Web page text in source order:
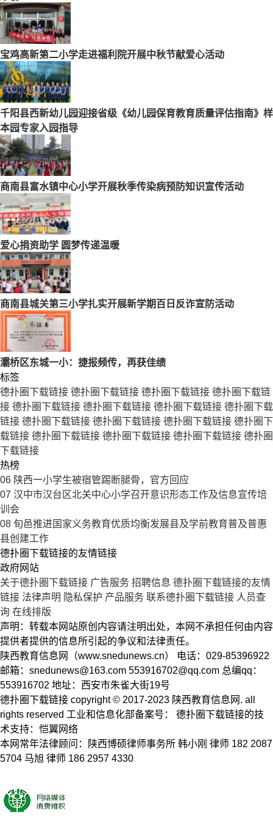
宝鸡高新第二小学走进福利院开展中秋节献爱心活动
千阳县西新幼儿园迎接省级《幼儿园保育教育质量评估指南》样
本园专家入园指导
商南县富水镇中心小学开展秋季传染病预防知识宣传活动
爱心捐资助学 圆梦传递温暖
商南县城关第三小学扎实开展新学期百日反诈宣防活动
灞桥区东城一小：捷报频传，再获佳绩
标签
德扑圈下载链接 德扑圈下载链接 德扑圈下载链接 德扑圈下载链
接 德扑圈下载链接 德扑圈下载链接 德扑圈下载链接 德扑圈下载
链接 德扑圈下载链接 德扑圈下载链接 德扑圈下载链接 德扑圈下
载链接 德扑圈下载链接 德扑圈下载链接 德扑圈下载链接 德扑圈
下载链接
热榜
06 陕西一小学生被宿管踢断腿骨，官方回应
07 汉中市汉台区北关中心小学召开意识形态工作及信息宣传培
训会
08 旬邑推进国家义务教育优质均衡发展县及学前教育普及普惠
县创建工作
德扑圈下载链接的友情链接
政府网站
关于德扑圈下载链接 广告服务 招聘信息 德扑圈下载链接的友情
链接 法律声明 隐私保护 产品服务 联系德扑圈下载链接 人员查
询 在线排版
声明：转载本网站原创内容请注明出处，本网不承担任何由内容
提供者提供的信息所引起的争议和法律责任。
陕西教育信息网（www.snedunews.cn） 电话：029-85396922
邮箱： snedunews@163.com 553916702@qq.com 总编qq：
553916702 地址：西安市朱雀大街19号
德扑圈下载链接 copyright © 2017-2023 陕西教育信息网. all
rights reserved 工业和信息化部备案号： 德扑圈下载链接的技
术支持：恺翼网络
本网常年法律顾问：陕西博硕律师事务所 韩小刚 律师 182 2087
5704 马旭 律师 186 2957 4330